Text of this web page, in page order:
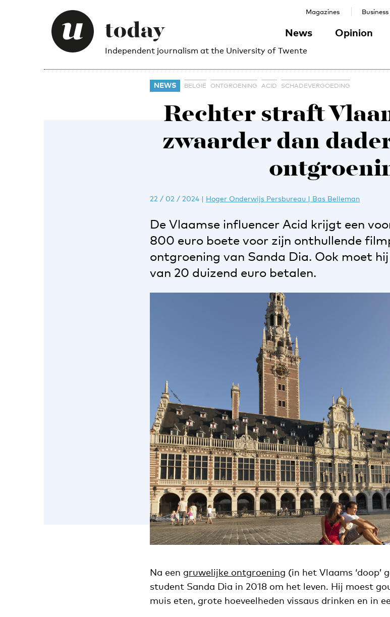
Independent journalism at the University of Twente
News Opinion
Magazines
NEWS BELGIË ONTGROENING ACID SCHADEVERGOEDING
Rechter straft
zwaarder dan
22 / 02 / 2024 | Hoger Onderwijs Persbureau | Bas Belleman
De Vlaamse influencer Acid krijgt een
800 euro boete voor zijn onthullende
ontgroening van Sanda Dia. Ook moet
van 20 duizend euro betalen.
Na een gruwelijke ontgroening (in het Vlaams ‘doop’
student Sanda Dia in 2018 om het leven. Hij moest
muis eten, grote hoeveelheden vissaus drinken en in